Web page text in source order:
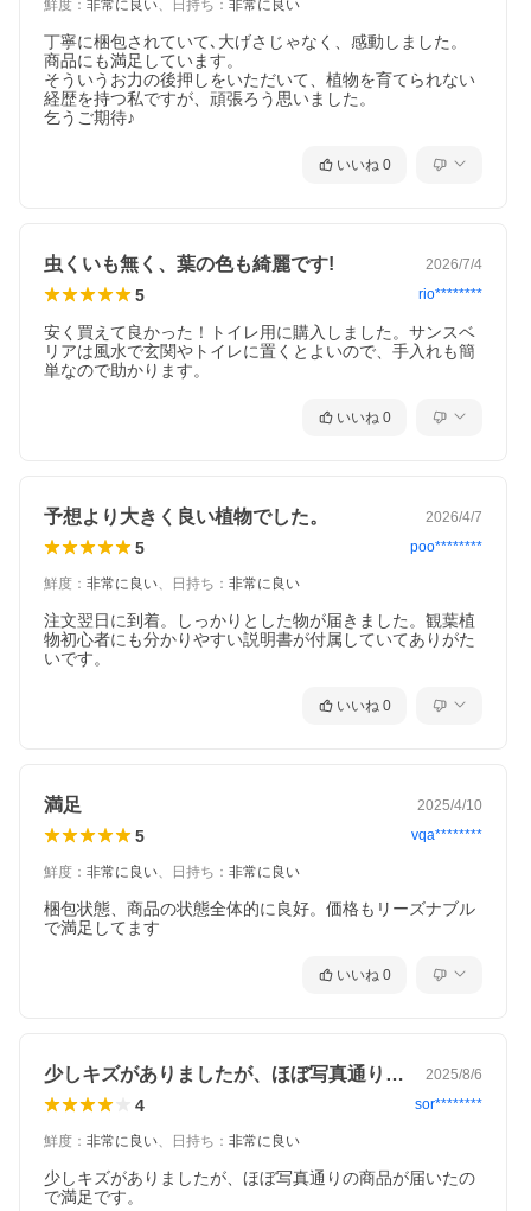
鮮度 ： 非常に良い、 日持ち ： 非常に良い
丁寧に梱包されていて､大げさじゃなく、感動しました。
商品にも満足しています。
そういうお力の後押しをいただいて、植物を育てられない
経歴を持つ私ですが、頑張ろう思いました。
乞うご期待♪
いいね 0
虫くいも無く、葉の色も綺麗です! 2026/7/4
5 rio********
安く買えて良かった！トイレ用に購入しました。サンスベ
リアは風水で玄関やトイレに置くとよいので、手入れも簡
単なので助かります。
いいね 0
予想より大きく良い植物でした。 2026/4/7
5 poo********
鮮度 ： 非常に良い、 日持ち ： 非常に良い
注文翌日に到着。しっかりとした物が届きました。観葉植
物初心者にも分かりやすい説明書が付属していてありがた
いです。
いいね 0
満足 2025/4/10
5 vqa********
鮮度 ： 非常に良い、 日持ち ： 非常に良い
梱包状態、商品の状態全体的に良好。価格もリーズナブル
で満足してます
いいね 0
少しキズがありましたが、ほぼ写真通りの… 2025/8/6
4 sor********
鮮度 ： 非常に良い、 日持ち ： 非常に良い
少しキズがありましたが、ほぼ写真通りの商品が届いたの
で満足です。